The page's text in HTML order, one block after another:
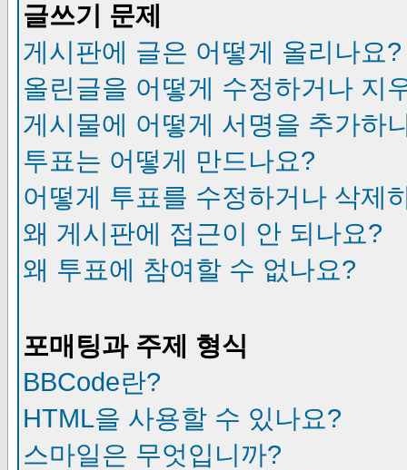
글쓰기 문제
게시판에 글은 어떻게 올리나요?
올린글을 어떻게 수정하거나 지
게시물에 어떻게 서명을 추가하
투표는 어떻게 만드나요?
어떻게 투표를 수정하거나 삭제
왜 게시판에 접근이 안 되나요?
왜 투표에 참여할 수 없나요?
포매팅과 주제 형식
BBCode란?
HTML을 사용할 수 있나요?
스마일은 무엇입니까?